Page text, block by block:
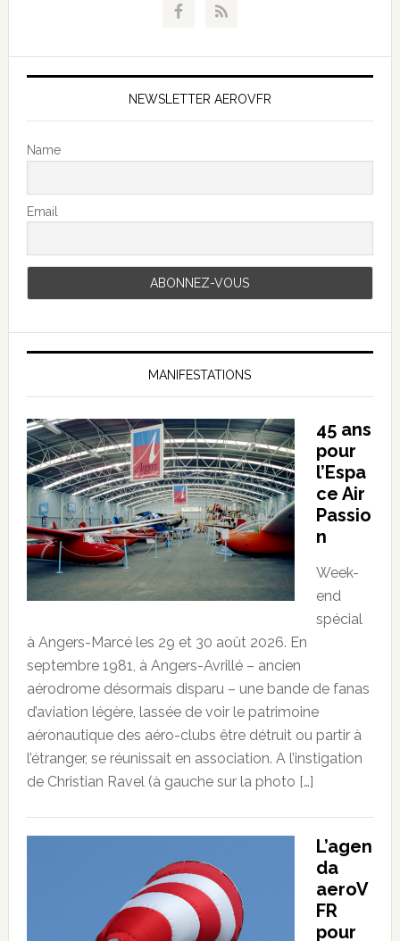
NEWSLETTER AEROVFR
Name
Email
MANIFESTATIONS
45 ans
pour
l’Espa
ce Air
Passio
n
Week-
end
spécial
à Angers-Marcé les 29 et 30 août 2026. En
septembre 1981, à Angers-Avrillé – ancien
aérodrome désormais disparu – une bande de fanas
d’aviation légère, lassée de voir le patrimoine
aéronautique des aéro-clubs être détruit ou partir à
l’étranger, se réunissait en association. A l’instigation
de Christian Ravel (à gauche sur la photo […]
L’agen
da
aeroV
FR
pour